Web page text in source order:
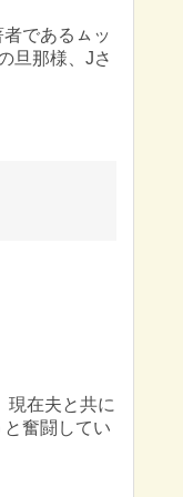
者であるㇺッ
旦那様、Jさ
現在夫と共に
奮闘してい